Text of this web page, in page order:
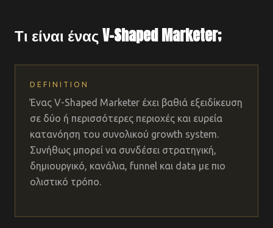
Τι είναι ένας V-Shaped Marketer;
DEFINITION
Ένας V-Shaped Marketer έχει βαθιά εξειδίκευση
σε δύο ή περισσότερες περιοχές και ευρεία
κατανόηση του συνολικού growth system.
Συνήθως μπορεί να συνδέσει στρατηγική,
δημιουργικό, κανάλια, funnel και data με πιο
ολιστικό τρόπο.